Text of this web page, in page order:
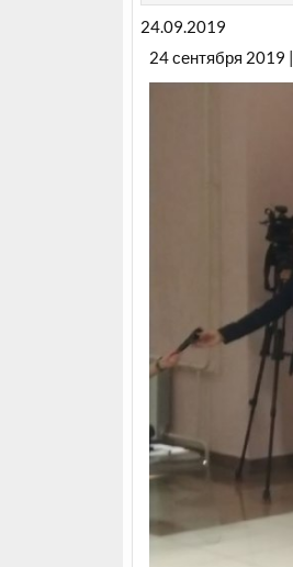
24.09.2019
24 сентября 2019